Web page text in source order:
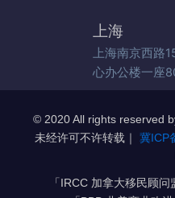
上海
上海南京西路
心办公楼一座
© 2020 All rights reserved
未经许可不许转载｜ 冀ICP
「IRCC 加拿大移民顾